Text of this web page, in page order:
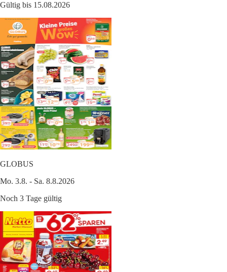
Gültig bis 15.08.2026
GLOBUS
Mo. 3.8. - Sa. 8.8.2026
Noch 3 Tage gültig